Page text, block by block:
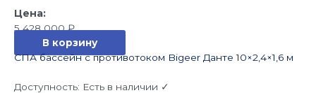
5 428 000₽
В корзину
СПА бассейн с противотоком Bigeer Данте 10×2,4×1,6 м
Доступность: Есть в наличии ✓